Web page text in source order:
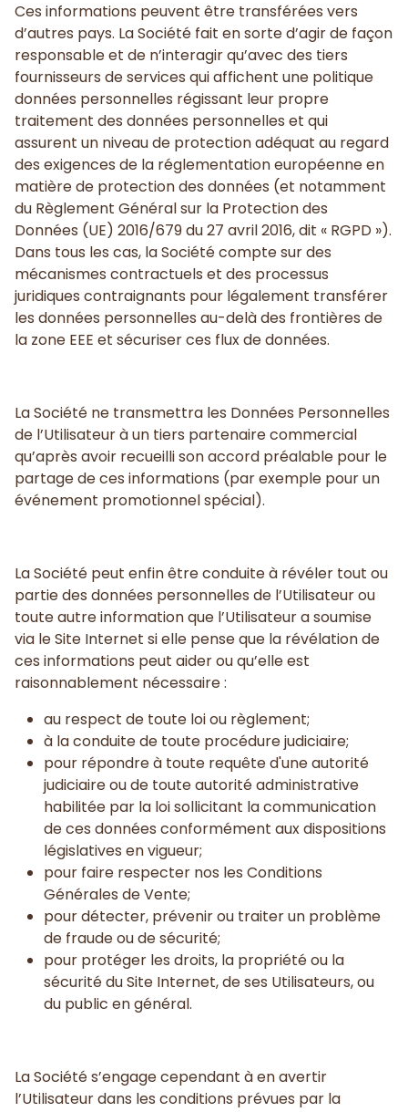
Ces informations peuvent être transférées vers
d’autres pays. La Société fait en sorte d’agir de façon
responsable et de n’interagir qu’avec des tiers
fournisseurs de services qui affichent une politique
données personnelles régissant leur propre
traitement des données personnelles et qui
assurent un niveau de protection adéquat au regard
des exigences de la réglementation européenne en
matière de protection des données (et notamment
du Règlement Général sur la Protection des
Données (UE) 2016/679 du 27 avril 2016, dit « RGPD »).
Dans tous les cas, la Société compte sur des
mécanismes contractuels et des processus
juridiques contraignants pour légalement transférer
les données personnelles au-delà des frontières de
la zone EEE et sécuriser ces flux de données.
La Société ne transmettra les Données Personnelles
de l’Utilisateur à un tiers partenaire commercial
qu’après avoir recueilli son accord préalable pour le
partage de ces informations (par exemple pour un
événement promotionnel spécial).
La Société peut enfin être conduite à révéler tout ou
partie des données personnelles de l’Utilisateur ou
toute autre information que l’Utilisateur a soumise
via le Site Internet si elle pense que la révélation de
ces informations peut aider ou qu’elle est
raisonnablement nécessaire :
au respect de toute loi ou règlement;
à la conduite de toute procédure judiciaire;
pour répondre à toute requête d'une autorité
judiciaire ou de toute autorité administrative
habilitée par la loi sollicitant la communication
de ces données conformément aux dispositions
législatives en vigueur;
pour faire respecter nos les Conditions
Générales de Vente;
pour détecter, prévenir ou traiter un problème
de fraude ou de sécurité;
pour protéger les droits, la propriété ou la
sécurité du Site Internet, de ses Utilisateurs, ou
du public en général.
La Société s’engage cependant à en avertir
l’Utilisateur dans les conditions prévues par la